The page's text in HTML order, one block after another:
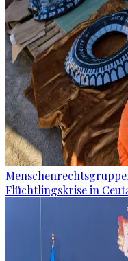
Flüchtlingskrise in